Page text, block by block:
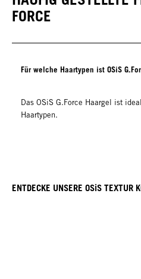
FORCE
Für welche Haartypen ist OSiS
Das OSiS G.Force Haargel ist
Haartypen.
ENTDECKE UNSERE OSiS TEXTUR